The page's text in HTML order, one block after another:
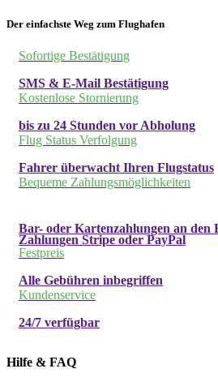
Der einfachste Weg zum Flughafen
Sofortige Bestätigung
SMS & E-Mail Bestätigung
Kostenlose Stornierung
bis zu 24 Stunden vor Abholung
Flug Status Verfolgung
Fahrer überwacht Ihren Flugstatus
Bequeme Zahlungsmöglichkeiten
Bar- oder Kartenzahlungen an den
Zahlungen Stripe oder PayPal
Festpreis
Alle Gebühren inbegriffen
Kundenservice
24/7 verfügbar
Hilfe & FAQ